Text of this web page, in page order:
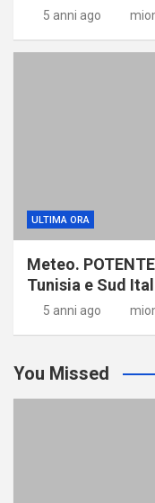
5 anni ago
ULTIMA ORA
Meteo.
Tunisia e Sud
5 anni ago
You Missed